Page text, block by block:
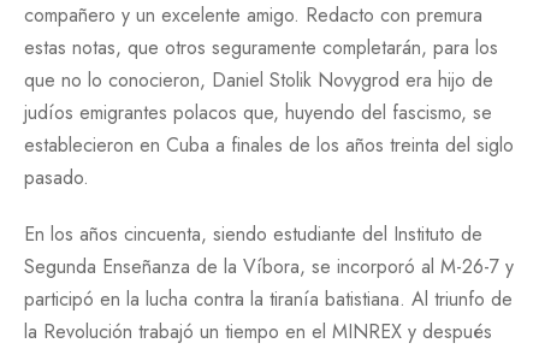
compañero y un excelente amigo. Redacto con premura
estas notas, que otros seguramente completarán, para los
que no lo conocieron, Daniel Stolik Novygrod era hijo de
judíos emigrantes polacos que, huyendo del fascismo, se
establecieron en Cuba a finales de los años treinta del siglo
pasado.
En los años cincuenta, siendo estudiante del Instituto de
Segunda Enseñanza de la Víbora, se incorporó al M-26-7 y
participó en la lucha contra la tiranía batistiana. Al triunfo de
la Revolución trabajó un tiempo en el MINREX y después